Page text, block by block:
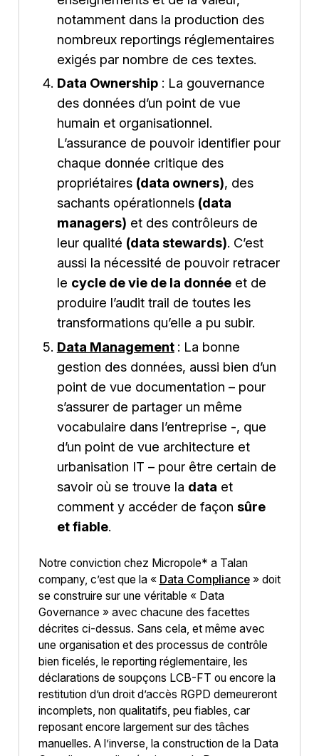
notamment dans la production des
nombreux reportings réglementaires
exigés par nombre de ces textes.
Data Ownership: La gouvernance
des données d’un point de vue
humain et organisationnel.
L’assurance de pouvoir identifier pour
chaque donnée critique des
propriétaires (data owners), des
sachants opérationnels (data
managers) et des contrôleurs de
leur qualité (data stewards). C’est
aussi la nécessité de pouvoir retracer
le cycle de vie de la donnéeet de
produire l’audit trail de toutes les
transformations qu’elle a pu subir.
Data Management : La bonne
gestion des données, aussi bien d’un
point de vue documentation – pour
s’assurer de partager un même
vocabulaire dans l’entreprise -, que
d’un point de vue architecture et
urbanisation IT – pour être certain de
savoir où se trouve la data et
comment y accéder de façon sûre
et fiable.
Notre conviction chez Micropole* a Talan
company, c’est que la « Data Compliance» doit
se construire sur une véritable « Data
Governance » avec chacune des facettes
décrites ci-dessus. Sans cela, et même avec
une organisation et des processus de contrôle
bien ficelés, le reporting réglementaire, les
déclarations de soupçons LCB-FT ou encore la
restitution d’un droit d’accès RGPD demeureront
incomplets, non qualitatifs, peu fiables, car
reposant encore largement sur des tâches
manuelles. A l’inverse, la construction de la Data